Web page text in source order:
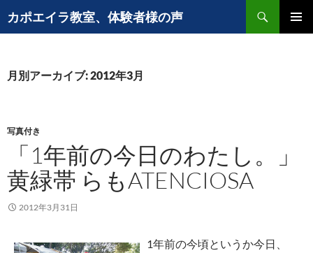
ン
ツ
キ
カポエイラ教室、体験者様の声
索
月別アーカイブ: 2012年3月
写真付き
「1年前の今日のわたし。」
黄緑帯 らもATENCIOSA
2012年3月31日
1年前の今頃というか今日、